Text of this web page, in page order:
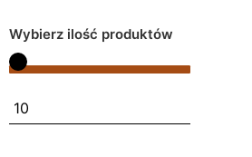
Wybierz ilość produktów